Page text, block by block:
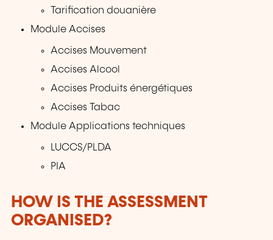
Tarification douanière
Module Accises
Accises Mouvement
Accises Alcool
Accises Produits énergétiques
Accises Tabac
Module Applications techniques
LUCCS/PLDA
PIA
HOW IS THE ASSESSMENT
ORGANISED?